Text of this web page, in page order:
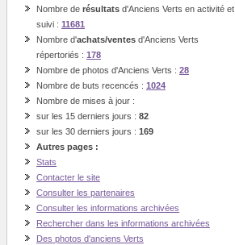
Nombre de résultats d'Anciens Verts en activité et
suivi : 11681
Nombre d'achats/ventes d'Anciens Verts
répertoriés : 178
Nombre de photos d'Anciens Verts : 28
Nombre de buts recencés : 1024
Nombre de mises à jour :
sur les 15 derniers jours : 82
sur les 30 derniers jours : 169
Autres pages :
Stats
Contacter le site
Consulter les partenaires
Consulter les informations archivées
Rechercher dans les informations archivées
Des photos d'anciens Verts